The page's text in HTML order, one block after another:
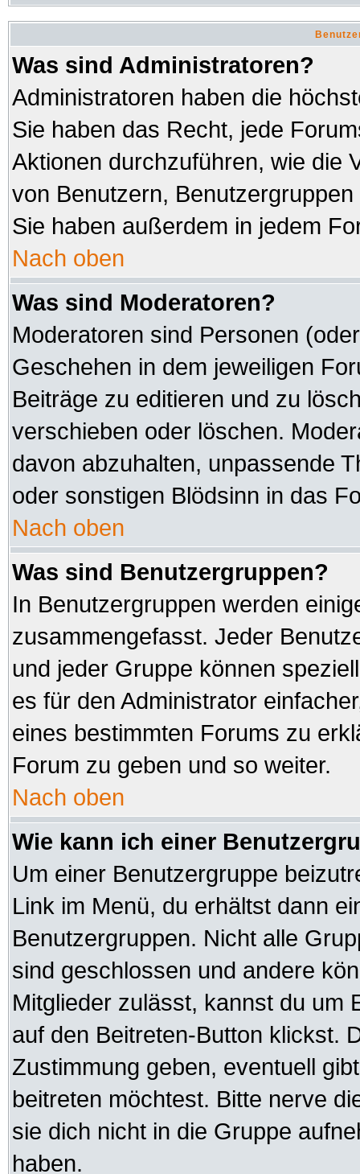
Was sind Administratoren?
Administratoren haben die
Sie haben das Recht, jede
Aktionen durchzuführen, wie die
von Benutzern,
Sie haben außerdem in jedem
Nach oben
Was sind Moderatoren?
Moderatoren sind Personen
Geschehen in dem jeweiligen
Beiträge zu editieren und zu
verschieben oder löschen.
davon abzuhalten, unpassende
oder sonstigen Blödsinn in das
Nach oben
Was sind Benutzergruppen?
In Benutzergruppen werden
zusammengefasst. Jeder
und jeder Gruppe können
es für den Administrator
eines bestimmten Forums zu
Forum zu geben und so weiter.
Nach oben
Wie kann ich einer
Um einer Benutzergruppe
Link im Menü, du erhältst dann
Benutzergruppen. Nicht alle
sind geschlossen und andere
Mitglieder zulässt, kannst du um
auf den Beitreten-Button klickst.
Zustimmung geben, eventuell
beitreten möchtest. Bitte nerve
sie dich nicht in die Gruppe
haben.